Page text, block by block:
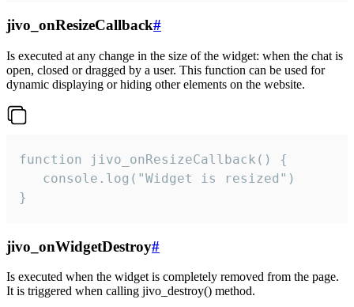
jivo_onResizeCallback#
Is executed at any change in the size of the widget: when the chat is
open, closed or dragged by a user. This function can be used for
dynamic displaying or hiding other elements on the website.
function jivo_onResizeCallback() {
   console.log("Widget is resized")
}
jivo_onWidgetDestroy#
Is executed when the widget is completely removed from the page.
It is triggered when calling jivo_destroy() method.